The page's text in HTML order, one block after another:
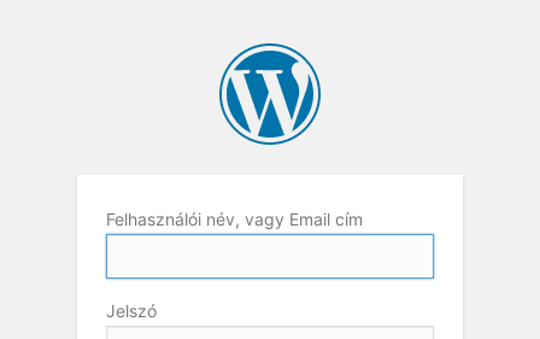
Felhasználói név, vagy Email cím
Jelszó